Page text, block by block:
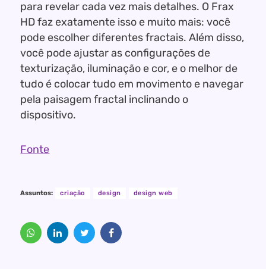
para revelar cada vez mais detalhes. O Frax
HD faz exatamente isso e muito mais: você
pode escolher diferentes fractais. Além disso,
você pode ajustar as configurações de
texturização, iluminação e cor, e o melhor de
tudo é colocar tudo em movimento e navegar
pela paisagem fractal inclinando o
dispositivo.
Fonte
Assuntos: criação design design web